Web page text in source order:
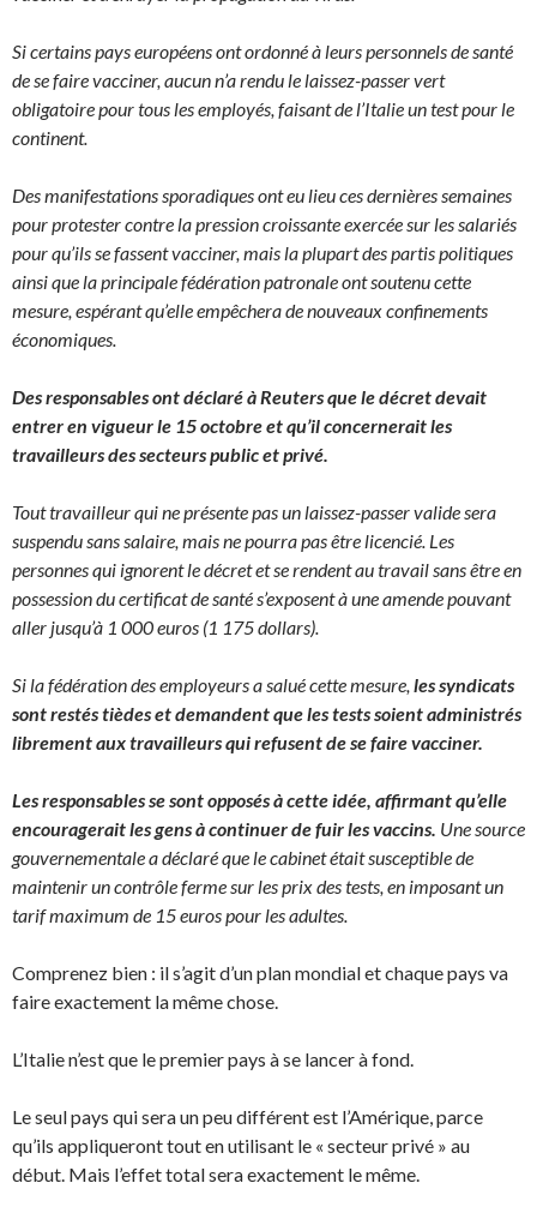
Si certains pays européens ont ordonné à leurs personnels de santé
de se faire vacciner, aucun n’a rendu le laissez-passer vert
obligatoire pour tous les employés, faisant de l’Italie un test pour le
continent.
Des manifestations sporadiques ont eu lieu ces dernières semaines
pour protester contre la pression croissante exercée sur les salariés
pour qu’ils se fassent vacciner, mais la plupart des partis politiques
ainsi que la principale fédération patronale ont soutenu cette
mesure, espérant qu’elle empêchera de nouveaux confinements
économiques.
Des responsables ont déclaré à Reuters que le décret devait
entrer en vigueur le 15 octobre et qu’il concernerait les
travailleurs des secteurs public et privé.
Tout travailleur qui ne présente pas un laissez-passer valide sera
suspendu sans salaire, mais ne pourra pas être licencié. Les
personnes qui ignorent le décret et se rendent au travail sans être en
possession du certificat de santé s’exposent à une amende pouvant
aller jusqu’à 1 000 euros (1 175 dollars).
Si la fédération des employeurs a salué cette mesure, les syndicats
sont restés tièdes et demandent que les tests soient administrés
librement aux travailleurs qui refusent de se faire vacciner.
Les responsables se sont opposés à cette idée, affirmant qu’elle
encouragerait les gens à continuer de fuir les vaccins. Une source
gouvernementale a déclaré que le cabinet était susceptible de
maintenir un contrôle ferme sur les prix des tests, en imposant un
tarif maximum de 15 euros pour les adultes.
Comprenez bien : il s’agit d’un plan mondial et chaque pays va
faire exactement la même chose.
L’Italie n’est que le premier pays à se lancer à fond.
Le seul pays qui sera un peu différent est l’Amérique, parce
qu’ils appliqueront tout en utilisant le « secteur privé » au
début. Mais l’effet total sera exactement le même.